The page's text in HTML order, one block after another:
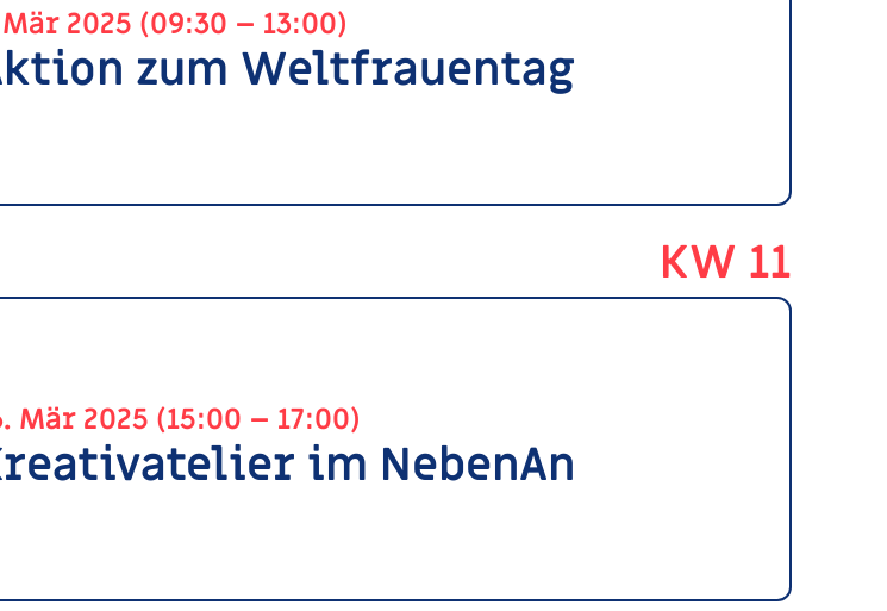
Mär 2025 (09:30 – 13:00)
zum Weltfrauentag
KW 11
Mär 2025 (15:00 – 17:00)
im NebenAn